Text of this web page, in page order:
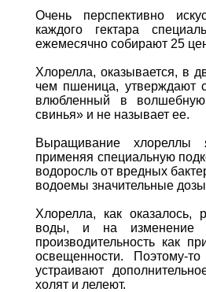
Очень перспективно
каждого гектара
ежемесячно собирают 25
Хлорелла, оказывается, в
чем пшеница, утверждают
влюбленный в волшебную
свинья» и не называет ее.
Выращивание хлореллы
применяя специальную
водоросль от вредных
водоемы значительные
Хлорелла, как оказалось,
воды, и на изменение
производительность как
освещенности. Поэтому-
устраивают
холят и лелеют.